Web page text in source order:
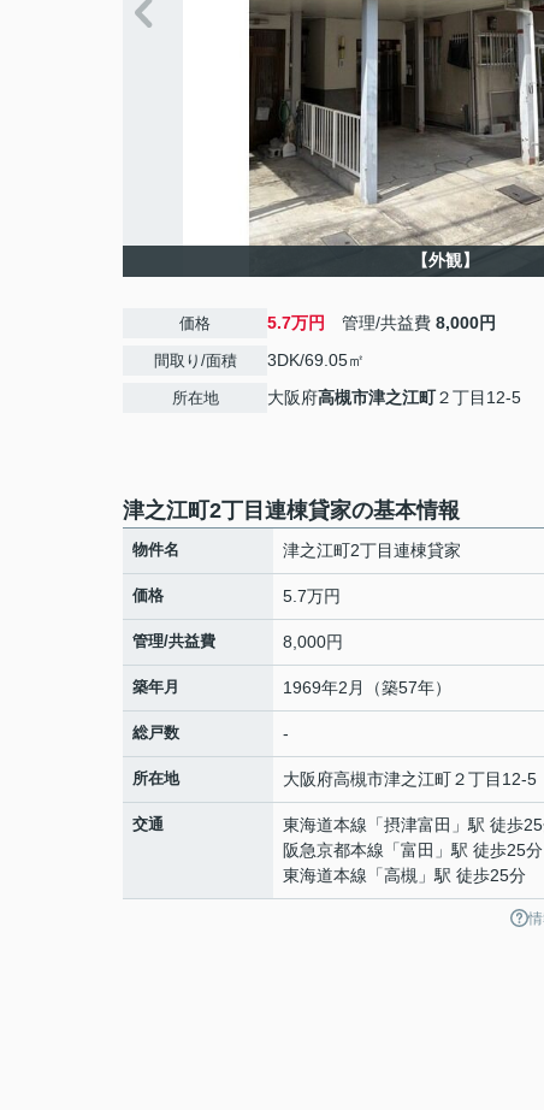
【外観】
価格 5.7万円 管理/共益費 8,000円
間取り/面積 3DK/69.05㎡
所在地 大阪府高槻市津之江町２丁目12-5
津之江町2丁目連棟貸家の基本情報
物件名 津之江町2丁目連棟貸家
価格 5.7万円
管理/共益費 8,000円
築年月 1969年2月（築57年）
総戸数 -
所在地 大阪府高槻市津之江町２丁目12-5
交通 東海道本線 「摂津富田 」駅 徒歩
阪急京都本線 「富田 」駅 徒歩25分
東海道本線 「高槻 」駅 徒歩25分